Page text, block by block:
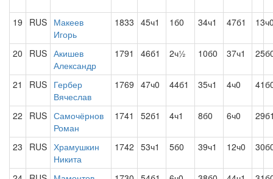
19 RUS Макеев
Игорь
1833 45ч1 1б0 34ч1 47б1
20 RUS Акишев
Александр
1791 46б1 2ч½ 10б0 37ч1
21 RUS Гербер
Вячеслав
1769 47ч0 44б1 35ч1 4ч0
22 RUS Самочёрнов
Роман
1741 52б1 4ч1 8б0 6ч0
23 RUS Храмушкин
Никита
1742 53ч1 5б0 39ч1 12ч0